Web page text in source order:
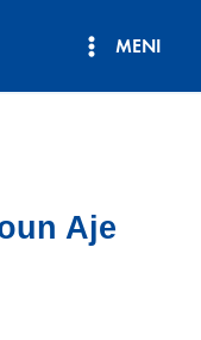
MENI
Aje